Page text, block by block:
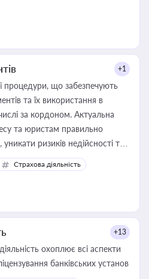
угод і перевірки
+1
процедури, що забезпечують
та їх використання в
за кордоном. Актуальна
та юристам правильно
ризиків недійсності та
прийняття органами влади та
Страхова діяльність
+13
охоплює всі аспекти
банківських установ